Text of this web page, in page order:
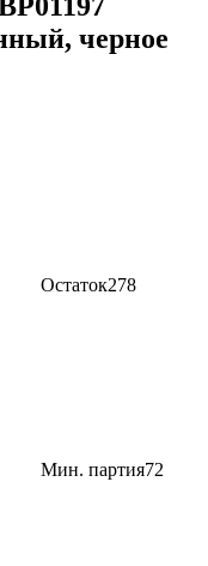
черное
Остаток278
Мин. партия72